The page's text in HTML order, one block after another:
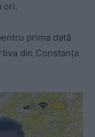
ori.
prima dată
din Constanța